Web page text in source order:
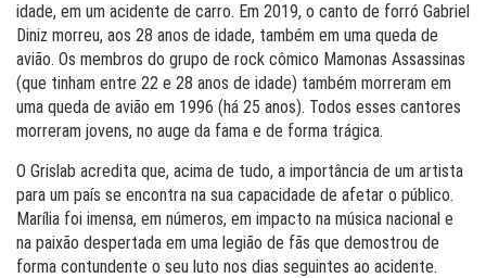
idade, em um acidente de carro. Em 2019, o canto de forró Gabriel
Diniz morreu, aos 28 anos de idade, também em uma queda de
avião. Os membros do grupo de rock cômico Mamonas Assassinas
(que tinham entre 22 e 28 anos de idade) também morreram em
uma queda de avião em 1996 (há 25 anos). Todos esses cantores
morreram jovens, no auge da fama e de forma trágica.
O Grislab acredita que, acima de tudo, a importância de um artista
para um país se encontra na sua capacidade de afetar o público.
Marília foi imensa, em números, em impacto na música nacional e
na paixão despertada em uma legião de fãs que demostrou de
forma contundente o seu luto nos dias seguintes ao acidente.